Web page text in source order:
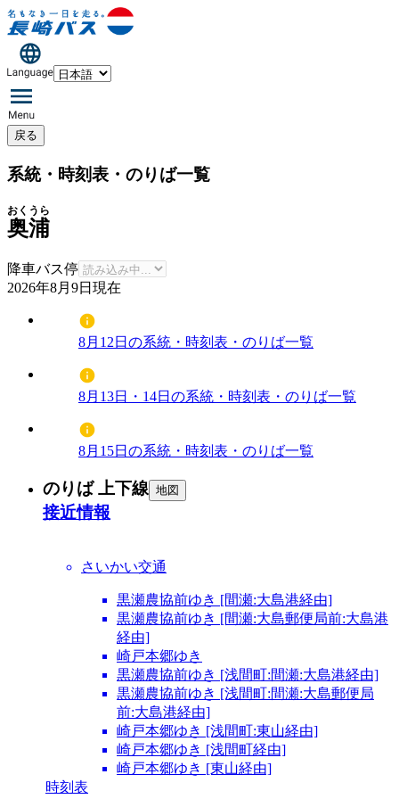
戻る
系統・時刻表・のりば一覧
奥浦
おくうら
降車バス停
2026年8月9日 現在
8月12日の系統・時刻表・のりば一覧
8月13日・14日の系統・時刻表・のりば一覧
8月15日の系統・時刻表・のりば一覧
のりば 上下線 地図
接近情報
さいかい交通
黒瀬農協前ゆき [間瀬:大島港経由]
黒瀬農協前ゆき [間瀬:大島郵便局前:大島港
経由]
崎戸本郷ゆき
黒瀬農協前ゆき [浅間町:間瀬:大島港経由]
黒瀬農協前ゆき [浅間町:間瀬:大島郵便局
前:大島港経由]
崎戸本郷ゆき [浅間町:東山経由]
崎戸本郷ゆき [浅間町経由]
崎戸本郷ゆき [東山経由]
時刻表